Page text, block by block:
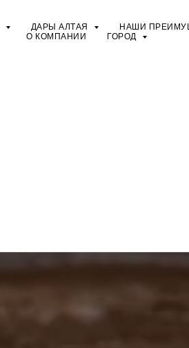
ДАРЫ АЛТАЯ НАШИ
О КОМПАНИИ
ГОРОД